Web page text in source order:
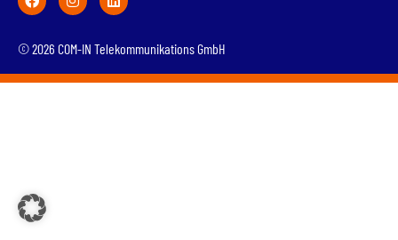
© 2026 COM-IN Telekommunikations GmbH